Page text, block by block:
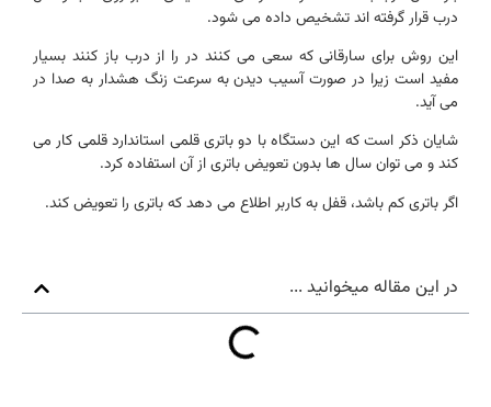
درب قرار گرفته اند تشخیص داده می شود.
این روش برای سارقانی که سعی می کنند در را از درب باز کنند بسیار
مفید است زیرا در صورت آسیب دیدن به سرعت زنگ هشدار به صدا در
می آید.
شایان ذکر است که این دستگاه با دو باتری قلمی استاندارد قلمی کار می
کند و می توان سال ها بدون تعویض باتری از آن استفاده کرد.
اگر باتری کم باشد، قفل به کاربر اطلاع می دهد که باتری را تعویض کند.
در این مقاله میخوانید ...